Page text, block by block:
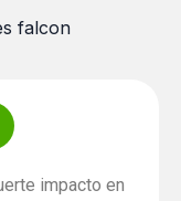
impacto en